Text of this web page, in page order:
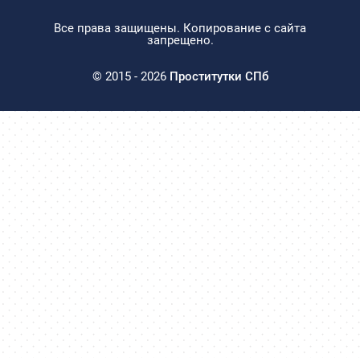
Все права защищены. Копирование с сайта
запрещено.
© 2015 - 2026 Проститутки СПб